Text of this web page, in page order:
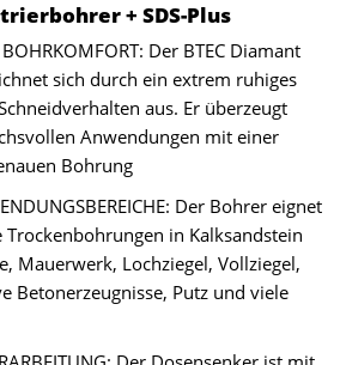
+ SDS-Plus
BOHRKOMFORT: Der BTEC Diamant
sich durch ein extrem ruhiges
aus. Er überzeugt
Anwendungen mit einer
Bohrung
Der Bohrer eignet
in Kalksandstein
Mauerwerk, Lochziegel, Vollziegel,
Betonerzeugnisse, Putz und viele